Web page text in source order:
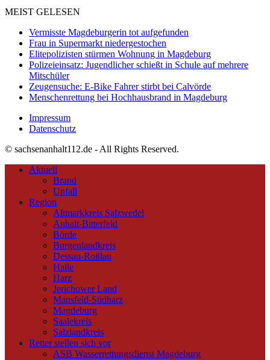
MEIST GELESEN
Vermisste Magdeburgerin tot aufgefunden
Frau in Supermarkt niedergestochen
Elitepolizisten stürmen Wohnung in Magdeburg
Polizeieinsatz: Jugendlicher schießt in Schule auf mehrere
Mitschüler
Zeugensuche: E-Bike Fahrer stirbt bei Calvörde
Menschenrettung bei Hochhausbrand in Magdeburg
Impressum
Datenschutz
© sachsenanhalt112.de - All Rights Reserved.
Aktuell
Brand
Unfall
Region
Altmarkkreis Salzwedel
Anhalt-Bitterfeld
Börde
Burgenlandkreis
Dessau-Roßlau
Halle
Harz
Jerichower Land
Mansfeld-Südharz
Magdeburg
Saalekreis
Salzlandkreis
Retter stellen sich vor
ASB Wasserrettungsdienst Magdeburg